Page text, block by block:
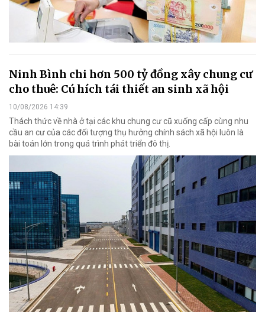
Ninh Bình chi hơn 500 tỷ đồng xây chung cư
cho thuê: Cú hích tái thiết an sinh xã hội
10/08/2026 14:39
Thách thức về nhà ở tại các khu chung cư cũ xuống cấp cùng nhu
cầu an cư của các đối tượng thụ hưởng chính sách xã hội luôn là
bài toán lớn trong quá trình phát triển đô thị.